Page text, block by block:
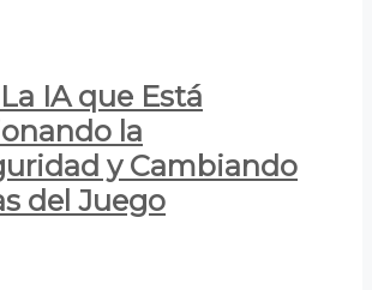
IA que Está
la
y Cambiando
del Juego